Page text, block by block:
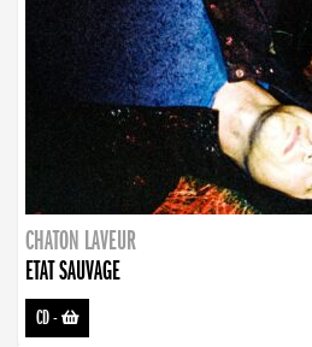
CHATON LAVEUR
ETAT SAUVAGE
CD-